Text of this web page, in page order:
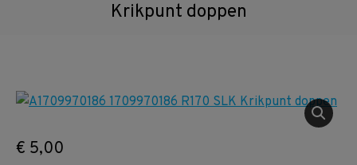
Krikpunt doppen
€ 5,00